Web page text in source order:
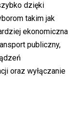
dzięki
takim jak
ekonomiczna
publiczny,
oraz wyłączanie